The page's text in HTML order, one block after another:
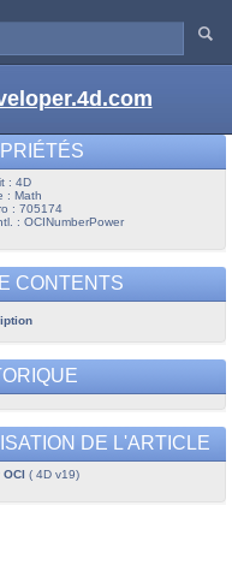
: 4D
: Math
: 705174
: OCINumberPower
CONTENTS
DE L'ARTICLE
OCI ( 4D v19)